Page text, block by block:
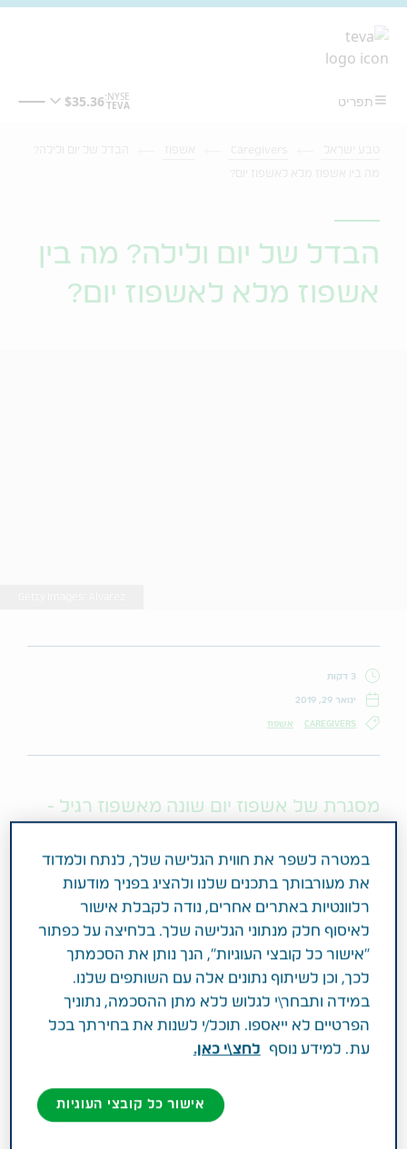
הבדל של יום ולילה? מה בין
אשפוז מלא לאשפוז יום?
3 דקות
ינואר 29, 2019
CAREGIVERS אשפוז
מסגרת של אשפוז יום שונה מאשפוז רגיל -
בהורה המבוגר, מה חשוב לבדוק לפני ואיזה
טיפולים ניתנים באשפוז היום? המדריך
הבסיסי לבן משפחה מטפל.
אשפוז מלא בבית חולים הוא מצב בו ההורה המבוגר
נמצא תחת השגחה 24 שעות ביממה. אשפוז יום הוא
מעין מסגרת מעבר, בה ההורה מגיע מידי יום לבית
החולים כדי לקבל את הטיפולים הנדרשים, ובתומם הוא
לאחר אשפוז מלא, או לחילופין במצבים בהם נדרש
טיפול שלא מצריך מעקב ובקרה של הצוות הרפואי
במטרה לשפר את חווית הגלישה שלך, לנתח ולמדוד
את מעורבותך בתכנים שלנו ולהציג בפניך מודעות
רלוונטיות באתרים אחרים, נודה לקבלת אישור
לאיסוף חלק מנתוני הגלישה שלך. בלחיצה על כפתור
"אישור כל קובצי העוגיות", הנך נותן את הסכמתך
לכך, וכן לשיתוף נתונים אלה עם השותפים שלנו.
במידה ותבחר\י לגלוש ללא מתן ההסכמה, נתוניך
הפרטיים לא ייאספו. תוכל/י לשנות את בחירתך בכל
עת. למידע נוסף
לחצ\י כאן.
אישור כל קובצי העוגיות